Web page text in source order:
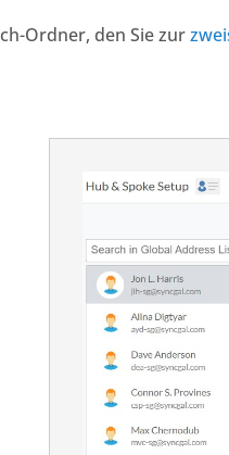
Ordner, den Sie zur